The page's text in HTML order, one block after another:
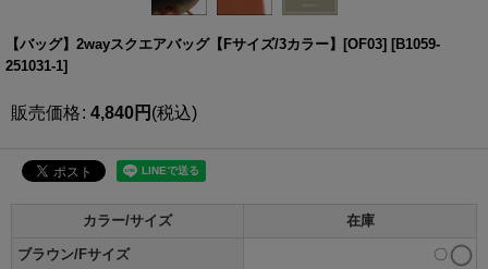
【バッグ】2wayスクエアバッグ【Fサイズ/3カラー】[OF03] [B1059-
251031-1]
販売価格: 4,840円 (税込)
カラー/サイズ 在庫
ブラウン/Fサイズ 〇